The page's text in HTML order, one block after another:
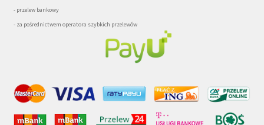
- przelew bankowy
- za pośrednictwem operatora szybkich przelewów